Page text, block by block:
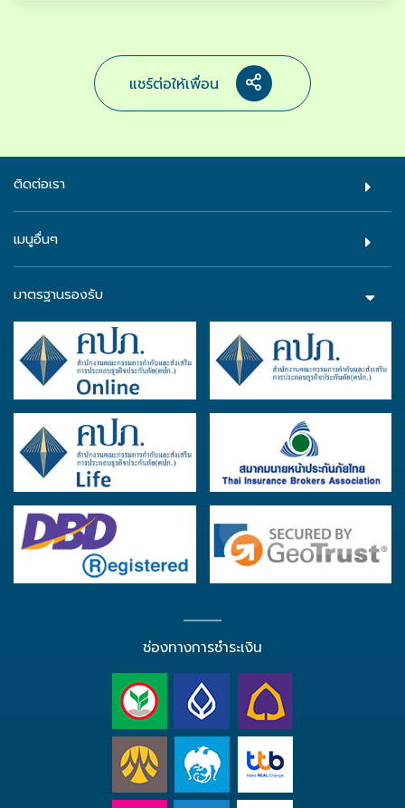
แชร์ต่อให้เพื่อน
ติดต่อเรา
เมนูอื่นๆ
มาตรฐานรองรับ
ช่องทางการชำระเงิน